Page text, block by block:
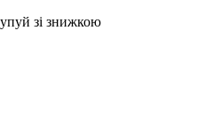
зі знижкою